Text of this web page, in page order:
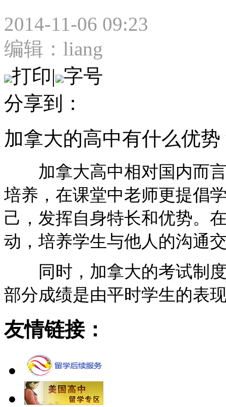
2014-11-06 09:23
编辑：liang
打印| 字号
分享到：
加拿大的高中有什么优势
加拿大高中相对国内而言
培养，在课堂中老师更提倡
己，发挥自身特长和优势。
动，培养学生与他人的沟通
同时，加拿大的考试制度
部分成绩是由平时学生的表
友情链接：